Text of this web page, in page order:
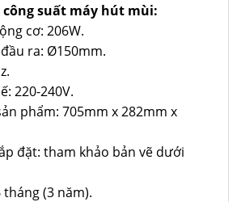
suất máy hút mùi:
cơ: 206W.
ra: Ø150mm.
220-240V.
phẩm: 705mm x 282mm x
đặt: tham khảo bản vẽ dưới
tháng (3 năm).